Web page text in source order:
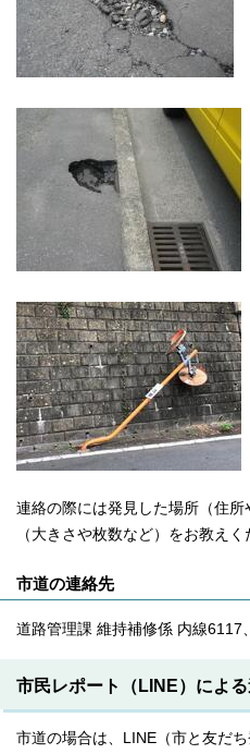
連絡の際には発見した場所（住
（大きさや枚数など）をお教えく
市道の連絡先
道路管理課 維持補修係 内線6117
市民レポート（LINE）によ
市道の場合は、LINE（市と友だ